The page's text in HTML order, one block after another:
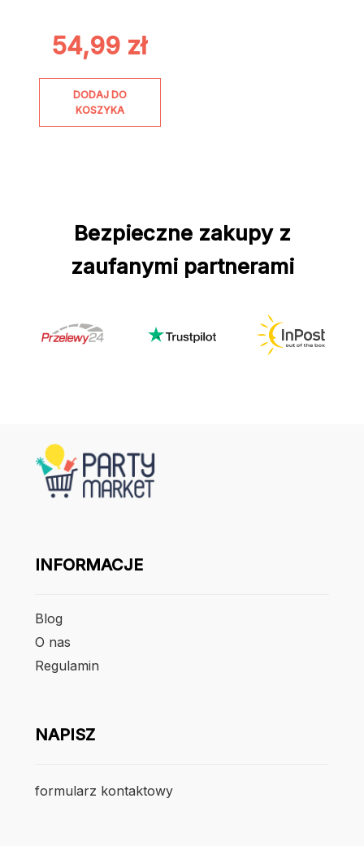
54,99 zł
DODAJ DO
KOSZYKA
Bezpieczne zakupy z
zaufanymi partnerami
INFORMACJE
Blog
O nas
Regulamin
NAPISZ
formularz kontaktowy